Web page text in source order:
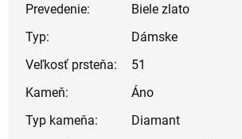
Prevedenie:
Biele zlato
Typ:
Dámske
Veľkosť prsteňa:
51
Kameň:
Áno
Typ kameňa:
Diamant